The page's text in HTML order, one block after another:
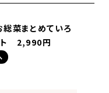
総菜まとめていろ
ト 2,990円